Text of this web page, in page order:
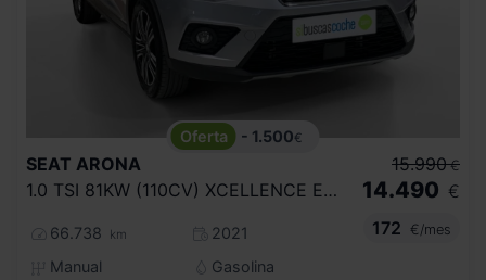
- 1.500€
SEAT ARONA
1.0 TSI 81KW (110CV) XCELLENCE ECOMOTIVE
66.738 km
2021
Manual
Gasolina
15.990 €
14.490 €
172
€/mes